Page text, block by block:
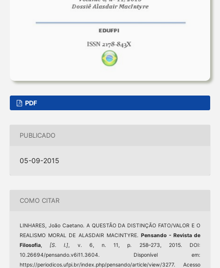
PDF
PUBLICADO
05-09-2015
COMO CITAR
LINHARES, João Caetano. A QUESTÃO DA DISTINÇÃO FATO/VALOR E O
REALISMO MORAL DE ALASDAIR MACINTYRE.Pensando - Revista de
Filosofia,[S. l.], v. 6, n. 11, p. 258–273, 2015. DOI:
10.26694/pensando.v6i11.3604. Disponível em:
https://periodicos.ufpi.br/index.php/pensando/article/view/3277. Acesso